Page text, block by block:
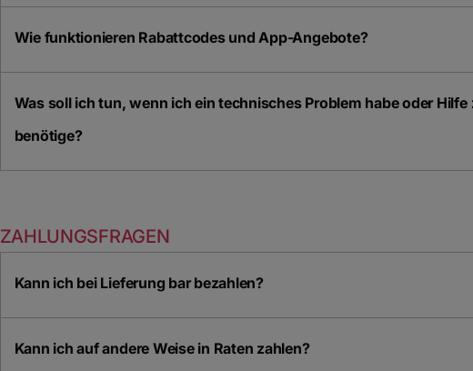
Wie funktionieren Rabattcodes und App-Angebote?
Was soll ich tun, wenn ich ein technisches Problem habe oder Hilfe
benötige?
ZAHLUNGSFRAGEN
Kann ich bei Lieferung bar bezahlen?
Kann ich auf andere Weise in Raten zahlen?